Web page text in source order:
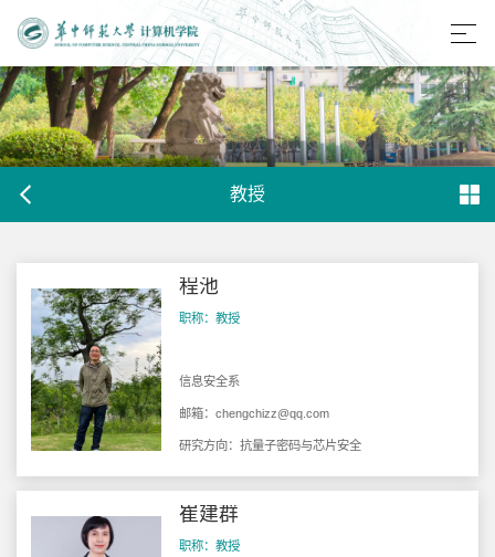
教授
程池
职称：教授
信息安全系
邮箱：chengchizz@qq.com
研究方向：抗量子密码与芯片安全
崔建群
职称：教授